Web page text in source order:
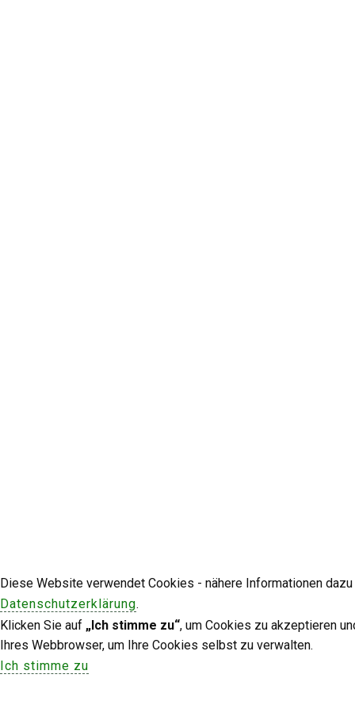
Diese Website verwendet Cookies - nähere Informationen
Datenschutzerklärung.
Klicken Sie auf „Ich stimme zu“, um Cookies zu akzeptieren
Ihres Webbrowser, um Ihre Cookies selbst zu verwalten.
Ich stimme zu